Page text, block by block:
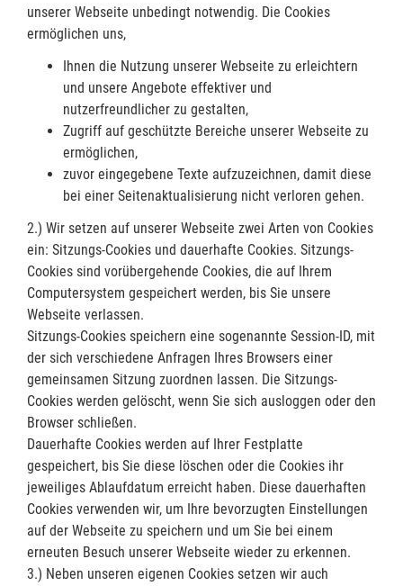
unserer Webseite unbedingt notwendig. Die Cookies
ermöglichen uns,
Ihnen die Nutzung unserer Webseite zu erleichtern
und unsere Angebote effektiver und
nutzerfreundlicher zu gestalten,
Zugriff auf geschützte Bereiche unserer Webseite zu
ermöglichen,
zuvor eingegebene Texte aufzuzeichnen, damit diese
bei einer Seitenaktualisierung nicht verloren gehen.
2.) Wir setzen auf unserer Webseite zwei Arten von Cookies
ein: Sitzungs-Cookies und dauerhafte Cookies. Sitzungs-
Cookies sind vorübergehende Cookies, die auf Ihrem
Computersystem gespeichert werden, bis Sie unsere
Webseite verlassen.
Sitzungs-Cookies speichern eine sogenannte Session-ID, mit
der sich verschiedene Anfragen Ihres Browsers einer
gemeinsamen Sitzung zuordnen lassen. Die Sitzungs-
Cookies werden gelöscht, wenn Sie sich ausloggen oder den
Browser schließen.
Dauerhafte Cookies werden auf Ihrer Festplatte
gespeichert, bis Sie diese löschen oder die Cookies ihr
jeweiliges Ablaufdatum erreicht haben. Diese dauerhaften
Cookies verwenden wir, um Ihre bevorzugten Einstellungen
auf der Webseite zu speichern und um Sie bei einem
erneuten Besuch unserer Webseite wieder zu erkennen.
3.) Neben unseren eigenen Cookies setzen wir auch